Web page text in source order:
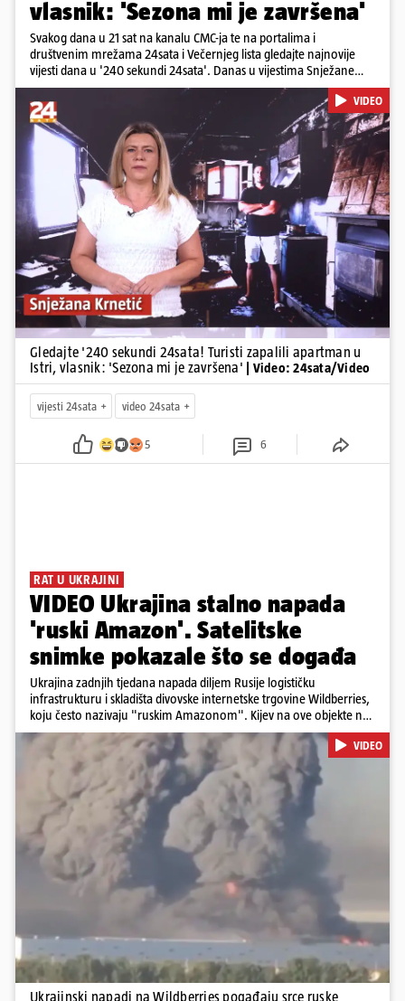
vlasnik: 'Sezona mi je završena'
Svakog dana u 21 sat na kanalu CMC-ja te na portalima i
društvenim mrežama 24sata i Večernjeg lista gledajte najnovije
vijesti dana u '240 sekundi 24sata'. Danas u vijestima Snježane
Krnetić: Turisti uništili apartman u Istri, 125 milijuna eura mogla bi
stajati sanacija otpada u Gospiću, u Osijeku pretukli nogometnog
suca, od utorka nove cijene goriva, rastu mirovine za 200 tisuća
branitelja...
Pokretanje videa...
VIDEO
Gledajte '240 sekundi 24sata! Turisti zapalili apartman u
Istri, vlasnik: 'Sezona mi je završena'
| Video: 24sata/Video
vijesti 24sata video 24sata
5 6
RAT U UKRAJINI
VIDEO Ukrajina stalno napada
'ruski Amazon'. Satelitske
snimke pokazale što se događa
Ukrajina zadnjih tjedana napada diljem Rusije logističku
infrastrukturu i skladišta divovske internetske trgovine Wildberries,
koju često nazivaju "ruskim Amazonom". Kijev na ove objekte ne
gleda samo kao na obična trgovačka skladišta, već tvrdi da ih ruske
snage koriste i za vojne potrebe, odnosno za skladištenje i
distribuciju dijelova za dronove i druge opreme koja se koristi u
ratu. S druge strane, napadi služe i kao izravan odgovor na ruska
bombardiranja ukrajinske poštanske i logističke infrastrukture te
kao način da se ekonomske posljedice rata prenesu dublje na ruski
teritorij i približe običnim građanima.
Pokretanje videa...
VIDEO
Ukrajinski napadi na Wildberries pogađaju srce ruske